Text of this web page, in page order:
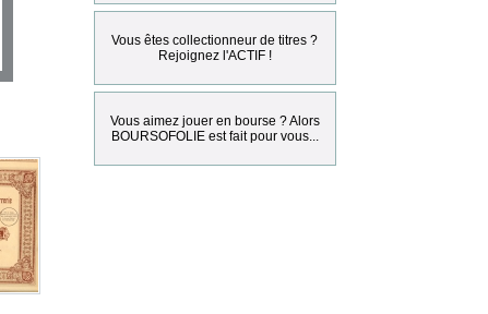
Vous êtes collectionneur de titres ?
Rejoignez l'ACTIF !
Vous aimez jouer en bourse ? Alors
BOURSOFOLIE est fait pour vous...